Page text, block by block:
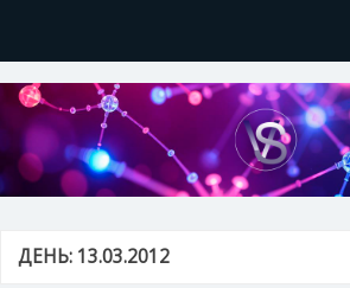
VVSite
Кое-что обо мне и о технологиях,
ДЕНЬ: 13.03.2012